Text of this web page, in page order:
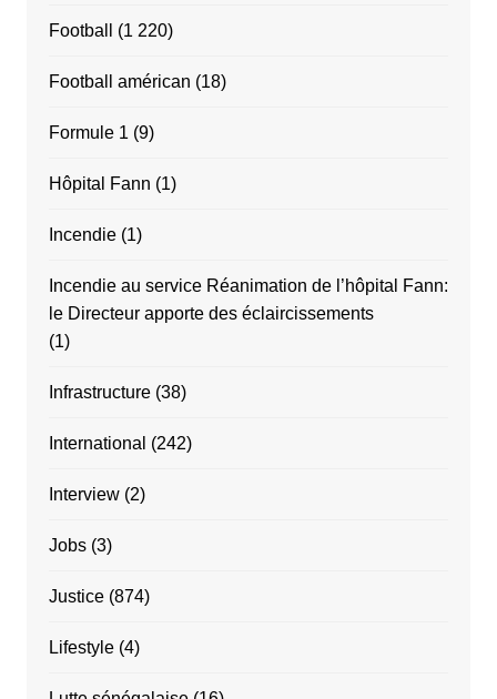
Football (1 220)
Football américan (18)
Formule 1 (9)
Hôpital Fann (1)
Incendie(1)
Incendie au service Réanimation de l’hôpital Fann:
le Directeur apporte des éclaircissements
(1)
Infrastructure(38)
International (242)
Interview(2)
Jobs(3)
Justice(874)
Lifestyle(4)